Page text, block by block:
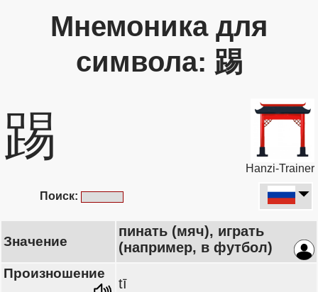
Мнемоника для
символа: 踢
踢
Hanzi-Trainer
Поиск:
Значение
пинать (мяч), играть
(например, в футбол)
Произношение
tī